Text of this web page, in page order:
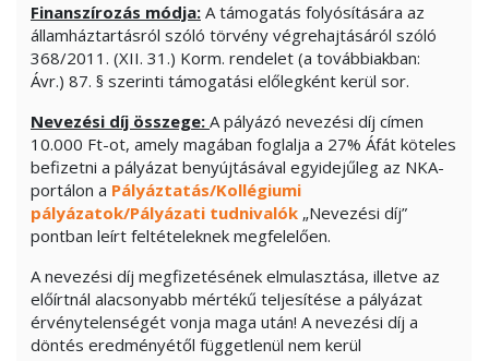
Finanszírozás módja: A támogatás folyósítására az
államháztartásról szóló törvény végrehajtásáról szóló
368/2011. (XII. 31.) Korm. rendelet (a továbbiakban:
Ávr.) 87. § szerinti támogatási előlegként kerül sor.
Nevezési díj összege: A pályázó nevezési díj címen
10.000 Ft-ot, amely magában foglalja a 27% Áfát köteles
befizetni a pályázat benyújtásával egyidejűleg az NKA-
portálon a Pályáztatás/Kollégiumi
pályázatok/Pályázati tudnivalók „Nevezési díj”
pontban leírt feltételeknek megfelelően.
A nevezési díj megfizetésének elmulasztása, illetve az
előírtnál alacsonyabb mértékű teljesítése a pályázat
érvénytelenségét vonja maga után! A nevezési díj a
döntés eredményétől függetlenül nem kerül